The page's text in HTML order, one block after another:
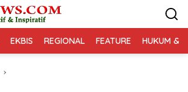
EKBIS REGIONAL FEATURE HUKUM &